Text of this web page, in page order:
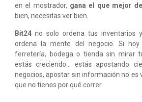
en el mostrador, gana el que mejor
bien, necesitas ver bien.
Bit24 no solo ordena tus inventarios
ordena la mente del negocio. Si
ferretería, bodega o tienda sin mirar
estás creciendo… estás apostando
negocios, apostar sin información no es
que no tienes por qué correr.